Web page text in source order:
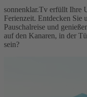
sonnenklar.Tv erfüllt Ihre
Ferienzeit. Entdecken Sie
Pauschalreise und
auf den Kanaren, in der
sein?